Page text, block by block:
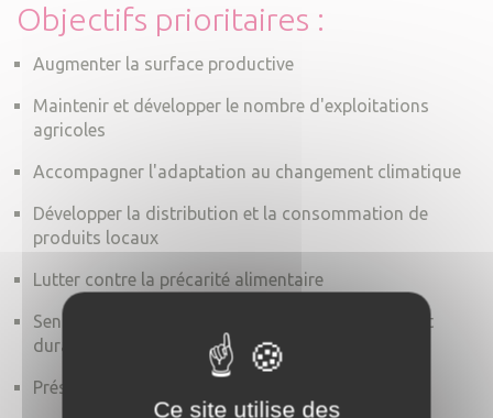
Objectifs prioritaires :
Augmenter la surface productive
Maintenir et développer le nombre d'exploitations
agricoles
Accompagner l'adaptation au changement climatique
Développer la distribution et la consommation de
produits locaux
Lutter contre la précarité alimentaire
Sensibiliser à une culture de l'alimentation saine et
durable
Préserver la ressource en eau
Ce site utilise des